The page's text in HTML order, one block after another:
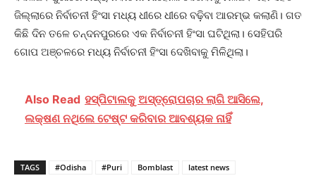
ଜିଲ୍ଲାରେ ନିର୍ବାଚନୀ ହିଂସା ମଧ୍ୟ ଧୀରେ ଧୀରେ ବଢ଼ିବା ଆରମ୍ଭ କଲାଣି। ଗତ
କିଛି ଦିନ ତଳେ ଚନ୍ଦନପୁରରେ ଏକ ନିର୍ବାଚନୀ ହିଂସା ଘଟିଥିଲା। ସେହିପରି
ଗୋପ ଅଞ୍ଚଳରେ ମଧ୍ୟ ନିର୍ବାଚନୀ ହିଂସା ଦେଖିବାକୁ ମିଳିଥିଲା।
Also Read ହସ୍ପିଟାଲକୁ ଅସ୍ତ୍ରୋପଚାର ଲାଗି ଆସିଲେ,
ଲକ୍ଷଣ ନଥିଲେ ଟେଷ୍ଟ କରିବାର ଆବଶ୍ୟକ ନାହିଁ
TAGS #Odisha #Puri Bomblast latest news